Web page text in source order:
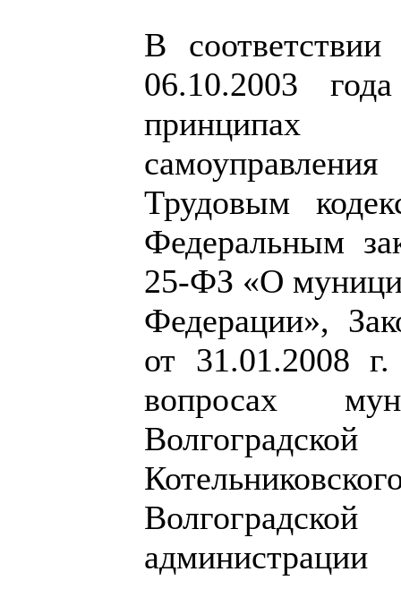
В
06.10.2003
принципах
Трудовым
Федеральным
25-ФЗ «О
Федерации»,
от 31.01.2008
вопросах